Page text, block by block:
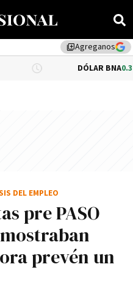
library_addAgreganos
DÓLAR BNA 0.34%$1,520.00
pre PASO
prevén un
DEL EMPLEO